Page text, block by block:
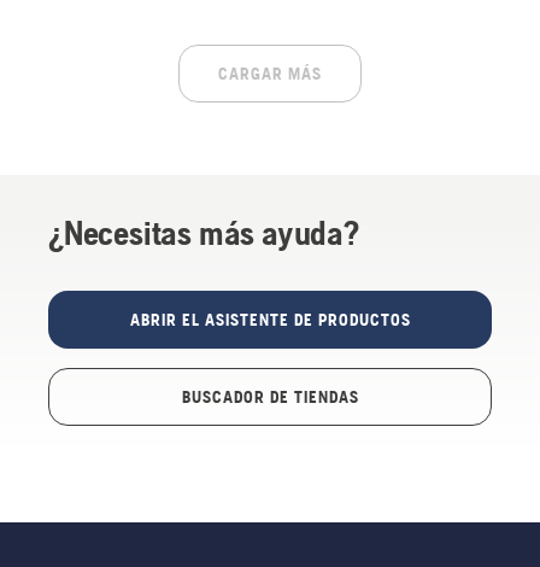
CARGAR MÁS
¿Necesitas más ayuda?
ABRIR EL ASISTENTE DE PRODUCTOS
BUSCADOR DE TIENDAS